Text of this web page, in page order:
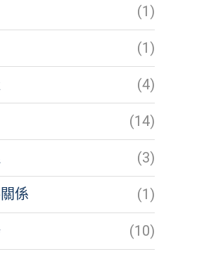
(1)
(1)
(4)
(14)
(3)
係 (1)
(10)